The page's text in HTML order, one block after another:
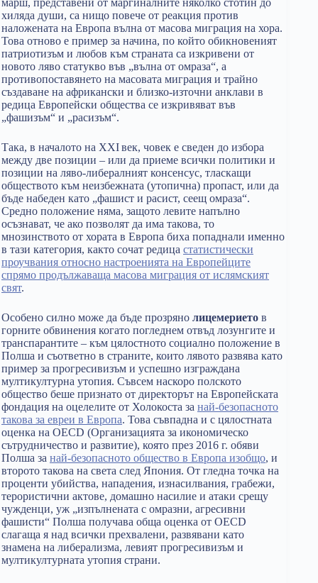
марш, представени от маргиналните няколко стотин до
хиляда души, са нищо повече от реакция против
наложената на Европа вълна от масова миграция на хора.
Това отново е пример за начина, по който обикновеният
патриотизъм и любов към страната са изкривени от
новото ляво статукво във „вълна от омраза“, а
противопоставянето на масовата миграция и трайно
създаване на африкански и близко-източни анклави в
редица Европейски общества се изкривяват във
„фашизъм“ и „расизъм“.
Така, в началото на XXIвек, човек е сведен до избора
между две позиции – или да приеме всички политики и
позиции на ляво-либералният консенсус, тласкащи
обществото към неизбежната (утопична) пропаст, или да
бъде набеден като „фашист и расист, сеещ омраза“.
Средно положение няма, защото левите напълно
осъзнават, че ако позволят да има такова, то
мнозинството от хората в Европа биха попаднали именно
в тази категория, както сочат редица статистически
проучвания относно настроенията на Европейците
спрямо продължаваща масова миграция от ислямският
свят.
Особено силно може да бъде прозряно лицемерието в
горните обвинения когато погледнем отвъд лозунгите и
транспарантите – към цялостното социално положение в
Полша и съответно в страните, които лявото развява като
пример за прогресивизъм и успешно изграждана
мултикултурна утопия. Съвсем наскоро полското
общество беше признато от директорът на Европейската
фондация на оцелелите от Холокоста за най-безопасното
такова за евреи в Европа. Това съвпадна и с цялостната
оценка на OECD (Организацията за икономическо
сътрудничество и развитие), която през 2016 г. обяви
Полша за най-безопасното общество в Европа изобщо, и
второто такова на света след Япония. От гледна точка на
проценти убийства, нападения, изнасилвания, грабежи,
терористични актове, домашно насилие и атаки срещу
чужденци, уж „изпълнената с омразни, агресивни
фашисти“ Полша получава обща оценка от OECD
слагаща я над всички прехвалени, развявани като
знамена на либерализма, левият прогресивизъм и
мултикултурната утопия страни.